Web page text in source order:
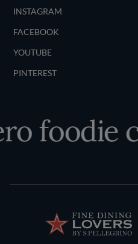
INSTAGRAM
FACEBOOK
YOUTUBE
PINTEREST
foodie